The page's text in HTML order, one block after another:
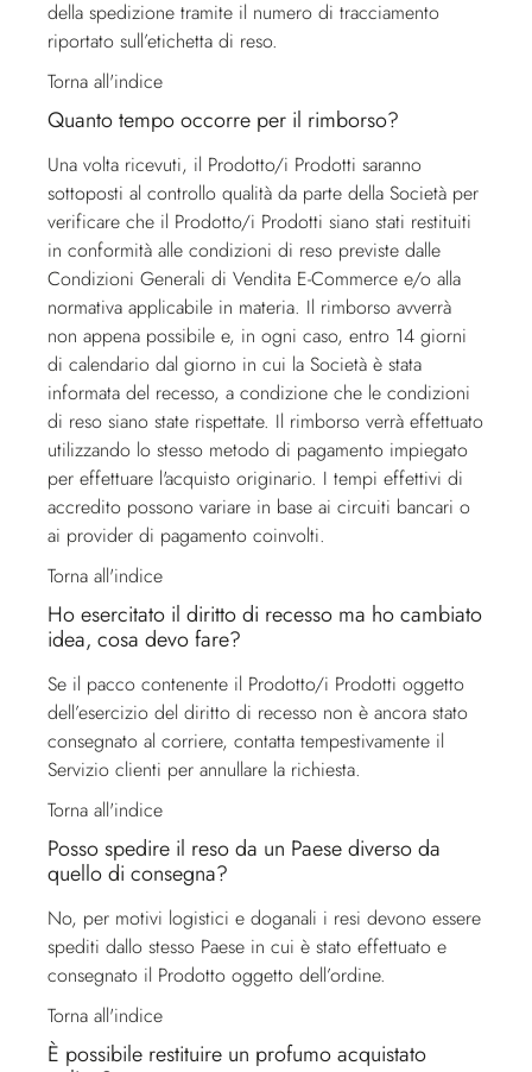
della spedizione tramite il numero di tracciamento
riportato sull’etichetta di reso.
Torna all'indice
Quanto tempo occorre per il rimborso?
Una volta ricevuti, il Prodotto/i Prodotti saranno
sottoposti al controllo qualità da parte della Società per
verificare che il Prodotto/i Prodotti siano stati restituiti
in conformità alle condizioni di reso previste dalle
Condizioni Generali di Vendita E-Commerce e/o alla
normativa applicabile in materia. Il rimborso avverrà
non appena possibile e, in ogni caso, entro 14 giorni
di calendario dal giorno in cui la Società è stata
informata del recesso, a condizione che le condizioni
di reso siano state rispettate. Il rimborso verrà effettuato
utilizzando lo stesso metodo di pagamento impiegato
per effettuare l'acquisto originario. I tempi effettivi di
accredito possono variare in base ai circuiti bancari o
ai provider di pagamento coinvolti.
Torna all'indice
Ho esercitato il diritto di recesso ma ho cambiato
idea, cosa devo fare?
Se il pacco contenente il Prodotto/i Prodotti oggetto
dell’esercizio del diritto di recesso non è ancora stato
consegnato al corriere, contatta tempestivamente il
Servizio clienti per annullare la richiesta.
Torna all'indice
Posso spedire il reso da un Paese diverso da
quello di consegna?
No, per motivi logistici e doganali i resi devono essere
spediti dallo stesso Paese in cui è stato effettuato e
consegnato il Prodotto oggetto dell’ordine.
Torna all'indice
È possibile restituire un profumo acquistato